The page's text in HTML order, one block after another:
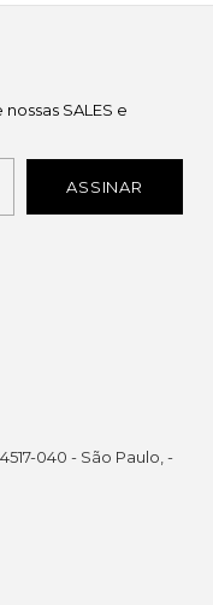
040 - São Paulo, -
SALES e